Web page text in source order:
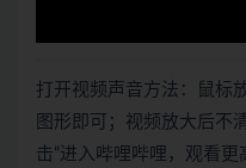
打开视频声音方法：鼠标
图形即可；视频放大后不
击“进入哔哩哔哩，观看更